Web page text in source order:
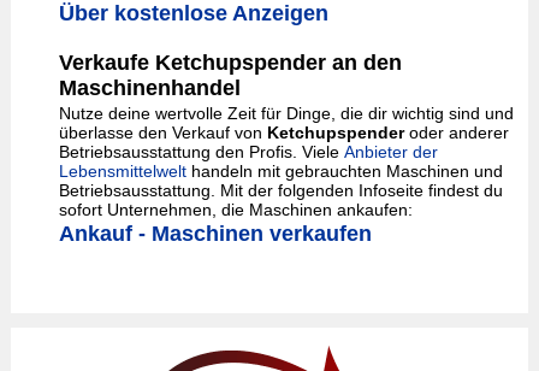
Über kostenlose Anzeigen
Verkaufe Ketchupspender an den
Maschinenhandel
Nutze deine wertvolle Zeit für Dinge, die dir wichtig sind und
überlasse den Verkauf von Ketchupspenderoder anderer
Betriebsausstattung den Profis. Viele Anbieter der
Lebensmittelwelthandeln mit gebrauchten Maschinen und
Betriebsausstattung. Mit der folgenden Infoseite findest du
sofort Unternehmen, die Maschinen ankaufen:
Ankauf - Maschinen verkaufen